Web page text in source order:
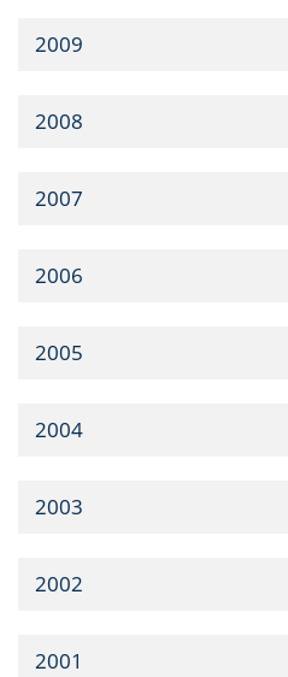
2009
2008
2007
2006
2005
2004
2003
2002
2001